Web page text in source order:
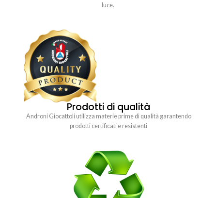
luce.
Prodotti di qualità
Androni Giocattoli utilizza materie prime di qualità garantendo
prodotti certificati e resistenti